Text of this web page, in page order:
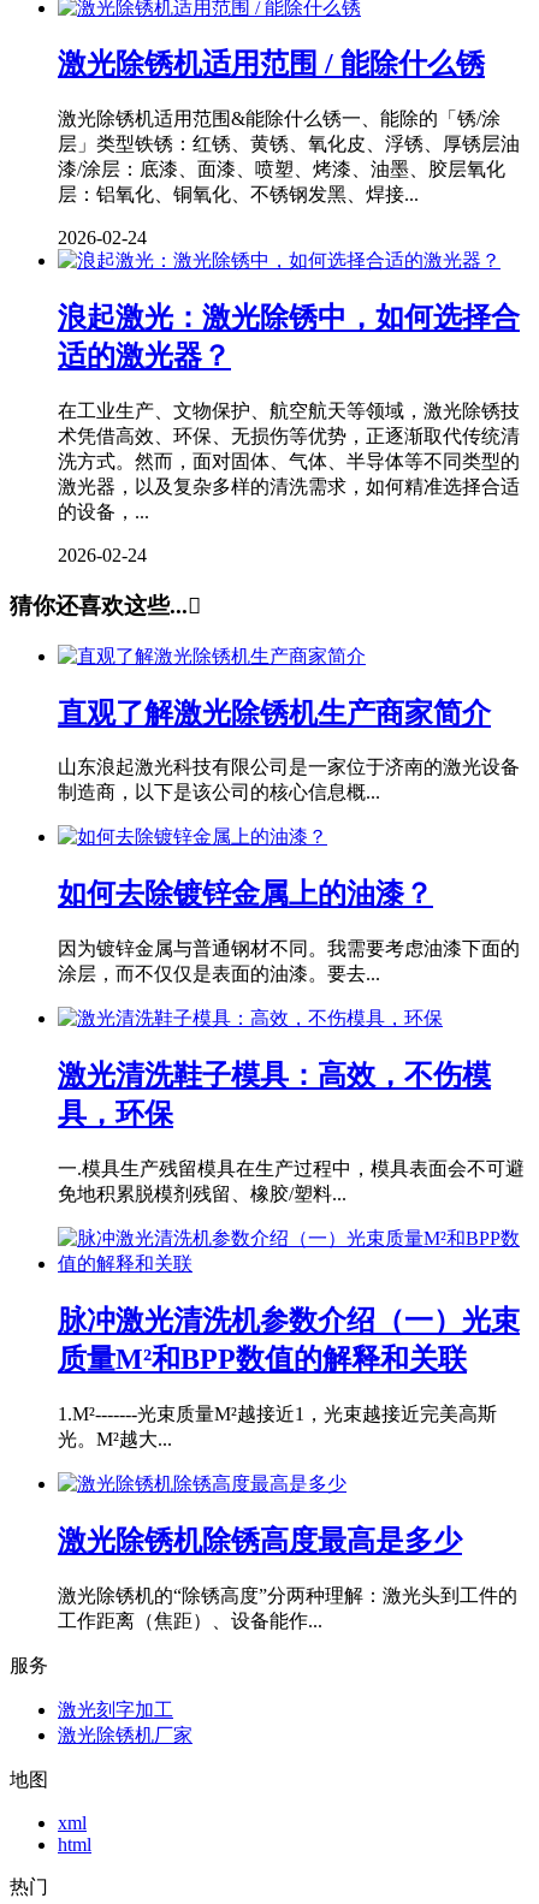
激光除锈机适用范围 / 能除什么锈
激光除锈机适用范围&能除什么锈一、能除的「锈/涂
层」类型铁锈：红锈、黄锈、氧化皮、浮锈、厚锈层油
漆/涂层：底漆、面漆、喷塑、烤漆、油墨、胶层氧化
层：铝氧化、铜氧化、不锈钢发黑、焊接...
2026-02-24
浪起激光：激光除锈中，如何选择合
适的激光器？
在工业生产、文物保护、航空航天等领域，激光除锈技
术凭借高效、环保、无损伤等优势，正逐渐取代传统清
洗方式。然而，面对固体、气体、半导体等不同类型的
激光器，以及复杂多样的清洗需求，如何精准选择合适
的设备，...
2026-02-24
猜你还喜欢这些...
直观了解激光除锈机生产商家简介
山东浪起激光科技有限公司是一家位于济南的激光设备
制造商，以下是该公司的核心信息概...
如何去除镀锌金属上的油漆？
因为镀锌金属与普通钢材不同。我需要考虑油漆下面的
涂层，而不仅仅是表面的油漆。要去...
激光清洗鞋子模具：高效，不伤模
具，环保
一.模具生产残留模具在生产过程中，模具表面会不可避
免地积累脱模剂残留、橡胶/塑料...
脉冲激光清洗机参数介绍（一）光束
质量M²和BPP数值的解释和关联
1.M²-------光束质量M²越接近1，光束越接近完美高斯
光。M²越大...
激光除锈机除锈高度最高是多少
激光除锈机的“除锈高度”分两种理解：激光头到工件的
工作距离（焦距）、设备能作...
服务
激光刻字加工
激光除锈机厂家
地图
xml
html
热门